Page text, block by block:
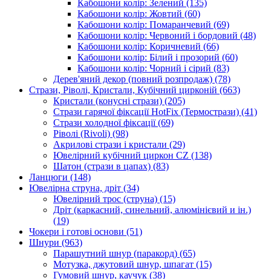
Кабошони колір: Зелений (135)
Кабошони колір: Жовтий (60)
Кабошони колір: Помаранчевий (69)
Кабошони колір: Червоний і бордовий (48)
Кабошони колір: Коричневий (66)
Кабошони колір: Білий і прозорий (60)
Кабошони колір: Чорний і сірий (83)
Дерев'яний декор (повний розпродаж) (78)
Стрази, Ріволі, Кристали, Кубічний цирконій (663)
Кристали (конусні стрази) (205)
Стрази гарячої фіксації HotFix (Термострази) (41)
Стрази холодної фіксації(69)
Ріволі (Rivoli) (98)
Акрилові стрази і кристали (29)
Ювелірний кубічний циркон CZ (138)
Шатон (стрази в цапах) (83)
Ланцюги (148)
Ювелірна струна, дріт (34)
Ювелірний трос (струна) (15)
Дріт (каркасний, синельний, алюмінієвий и ін.)
(19)
Чокери і готові основи (51)
Шнури (963)
Парашутний шнур (паракорд) (65)
Мотузка, джутовий шнур, шпагат (15)
Гумовий шнур, каучук (38)